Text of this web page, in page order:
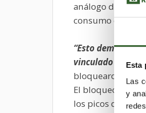
Esta
Las
y
análogo de la
consumo de
“Esto demuestra
vinculado a
bloquearon las
El bloqueo de
los picos de